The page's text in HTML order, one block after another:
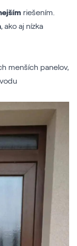
riešením.
, ako aj nízka
menších panelov,